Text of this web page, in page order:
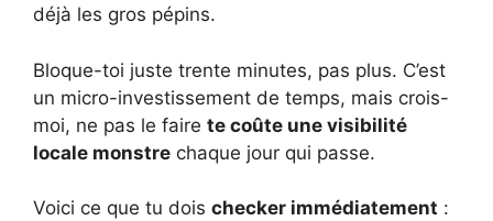
déjà les gros pépins.
Bloque-toi juste trente minutes, pas plus. C’est
un micro-investissement de temps, mais crois-
moi, ne pas le faire te coûte une visibilité
locale monstre chaque jour qui passe.
Voici ce que tu dois checker immédiatement :